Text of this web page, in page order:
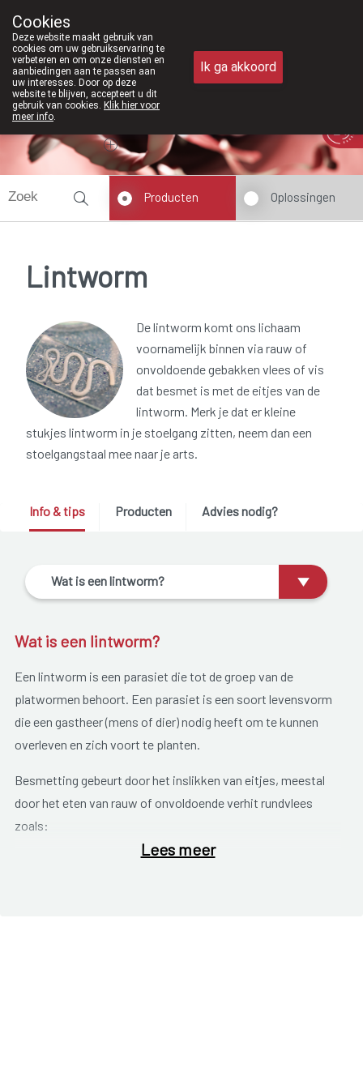
011/610300
Vandaag
Producten Oplossingen
Lintworm
De lintworm komt ons lichaam
voornamelijk binnen via rauw of
onvoldoende gebakken vlees of vis
dat besmet is met de eitjes van de
lintworm. Merk je dat er kleine
stukjes lintworm in je stoelgang zitten, neem dan een
stoelgangstaal mee naar je arts.
Info & tips Producten Advies nodig?
Wat is een lintworm?
Wat is een lintworm?
Een lintworm is een parasiet die tot de groep van de
platwormen behoort. Een parasiet is een soort levensvorm
die een gastheer (mens of dier) nodig heeft om te kunnen
overleven en zich voort te planten.
Besmetting gebeurt door het inslikken van eitjes, meestal
door het eten van rauw of onvoldoende verhit rundvlees
zoals:
Lees meer
Cookies
Deze website maakt gebruik van
cookies om uw gebruikservaring te
verbeteren en om onze diensten en
aanbiedingen aan te passen aan
uw interesses. Door op deze
website te blijven, accepteert u dit
gebruik van cookies. Klik hier voor
meer info.
Ik ga akkoord